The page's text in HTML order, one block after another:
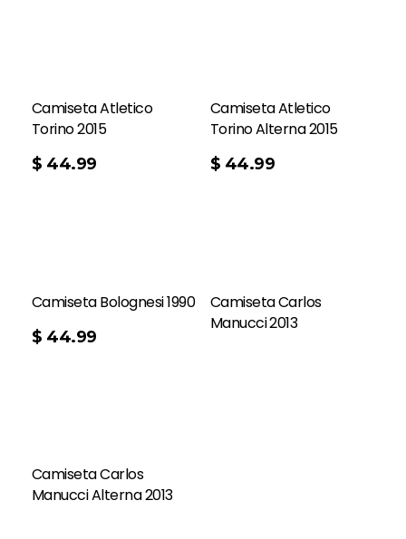
Camiseta Atletico
Torino 2015
$ 44.99
Camiseta Atletico
Torino Alterna 2015
$ 44.99
Camiseta Bolognesi 1990
$ 44.99
Camiseta Carlos
Manucci 2013
Camiseta Carlos
Manucci Alterna 2013